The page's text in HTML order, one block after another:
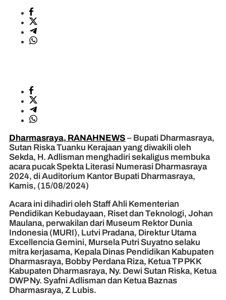
Dharmasraya, RANAHNEWS – Bupati Dharmasraya,
Sutan Riska Tuanku Kerajaan yang diwakili oleh
Sekda, H. Adlisman menghadiri sekaligus membuka
acara pucak Spekta Literasi Numerasi Dharmasraya
2024, di Auditorium Kantor Bupati Dharmasraya,
Kamis, (15/08/2024)
Acara ini dihadiri oleh Staff Ahli Kementerian
Pendidikan Kebudayaan, Riset dan Teknologi, Johan
Maulana, perwakilan dari Museum Rektor Dunia
Indonesia (MURI), Lutvi Pradana, Direktur Utama
Excellencia Gemini, Mursela Putri Suyatno selaku
mitra kerjasama, Kepala Dinas Pendidikan Kabupaten
Dharmasraya, Bobby Perdana Riza, Ketua TP PKK
Kabupaten Dharmasraya, Ny. Dewi Sutan Riska, Ketua
DWP Ny. Syafni Adlisman dan Ketua Baznas
Dharmasraya, Z Lubis.